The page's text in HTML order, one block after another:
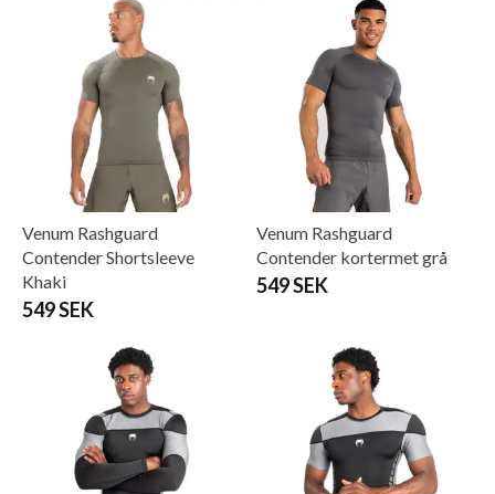
Venum Rashguard
Contender Shortsleeve
Khaki
549 SEK
Venum Rashguard
Contender kortermet grå
549 SEK